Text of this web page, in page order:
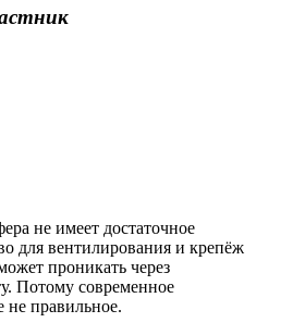
не имеет достаточное
для вентилирования и крепёж
проникать через
Потому современное
не правильное.